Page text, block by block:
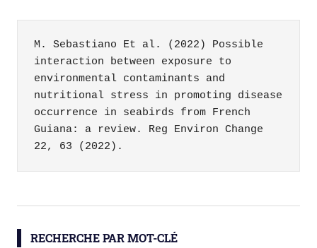
M. Sebastiano Et al. (2022) Possible
interaction between exposure to
environmental contaminants and
nutritional stress in promoting disease
occurrence in seabirds from French
Guiana: a review. Reg Environ Change
22, 63 (2022).
mercure
RECHERCHE PAR MOT-CLÉ